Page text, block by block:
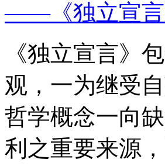
——《独立宣言
《独立宣言》
观，一为继受
哲学概念一向
利之重要来源